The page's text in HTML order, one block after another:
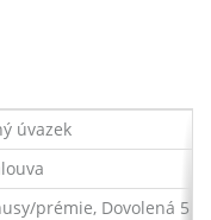
úvazek
prémie, Dovolená 5